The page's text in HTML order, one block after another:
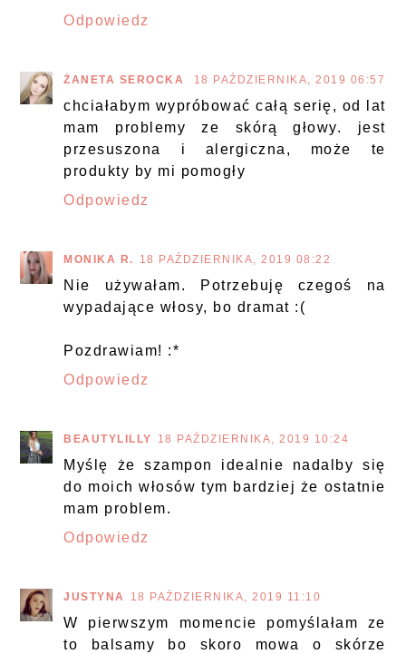
Odpowiedz
ŻANETA SEROCKA 18 PAŹDZIERNIKA, 2019 06:57
chciałabym wypróbować całą serię, od lat
mam problemy ze skórą głowy. jest
przesuszona i alergiczna, może te
produkty by mi pomogły
Odpowiedz
MONIKA R. 18 PAŹDZIERNIKA, 2019 08:22
Nie używałam. Potrzebuję czegoś na
wypadające włosy, bo dramat :(
Pozdrawiam! :*
Odpowiedz
BEAUTYLILLY 18 PAŹDZIERNIKA, 2019 10:24
Myślę że szampon idealnie nadalby się
do moich włosów tym bardziej że ostatnie
mam problem.
Odpowiedz
JUSTYNA 18 PAŹDZIERNIKA, 2019 11:10
W pierwszym momencie pomyślałam ze
to balsamy bo skoro mowa o skórze